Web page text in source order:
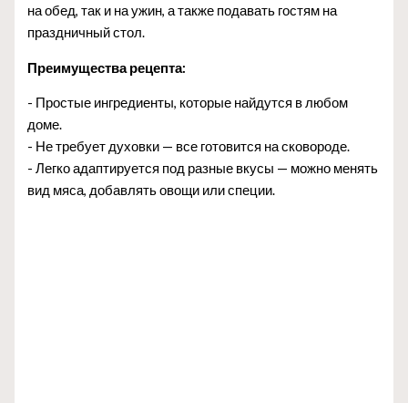
на обед, так и на ужин, а также подавать гостям на
праздничный стол.
Преимущества рецепта:
- Простые ингредиенты, которые найдутся в любом
доме.
- Не требует духовки — все готовится на сковороде.
- Легко адаптируется под разные вкусы — можно менять
вид мяса, добавлять овощи или специи.